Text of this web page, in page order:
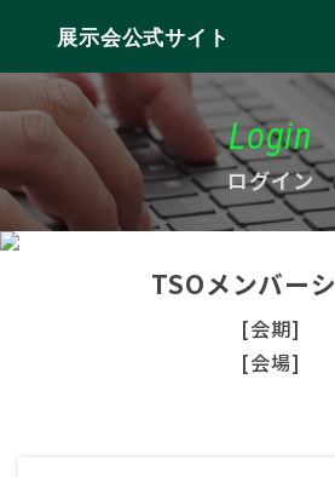
展示会公式サイト
Login
ログイン
TSOメンバー
[会期]
[会場]